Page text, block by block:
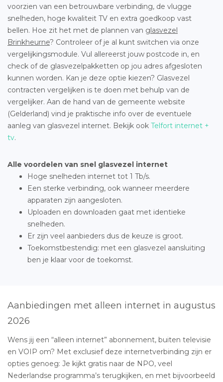
voorzien van een betrouwbare verbinding, de vlugge
snelheden, hoge kwaliteit TV en extra goedkoop vast
bellen. Hoe zit het met de plannen van glasvezel
Brinkheurne? Controleer of je al kunt switchen via onze
vergelijkingsmodule. Vul allereerst jouw postcode in, en
check of de glasvezelpakketten op jou adres afgesloten
kunnen worden. Kan je deze optie kiezen? Glasvezel
contracten vergelijken is te doen met behulp van de
vergelijker. Aan de hand van de gemeente website
(Gelderland) vind je praktische info over de eventuele
aanleg van glasvezel internet. Bekijk ook Telfort internet +
tv.
Alle voordelen van snel glasvezel internet
Hoge snelheden internet tot 1 Tb/s.
Een sterke verbinding, ook wanneer meerdere
apparaten zijn aangesloten.
Uploaden en downloaden gaat met identieke
snelheden.
Er zijn veel aanbieders dus de keuze is groot.
Toekomstbestendig: met een glasvezel aansluiting
ben je klaar voor de toekomst.
Aanbiedingen met alleen internet in augustus
2026
Wens jij een “alleen internet” abonnement, buiten televisie
en VOIP om? Met exclusief deze internetverbinding zijn er
opties genoeg: Je kijkt gratis naar de NPO, veel
Nederlandse programma’s terugkijken, en met bijvoorbeeld